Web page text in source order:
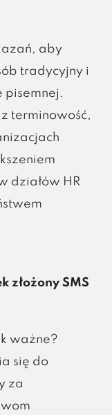
aby
tradycyjny i
pisemnej.
terminowość,
działów HR
złożony SMS
ważne?
się do
za